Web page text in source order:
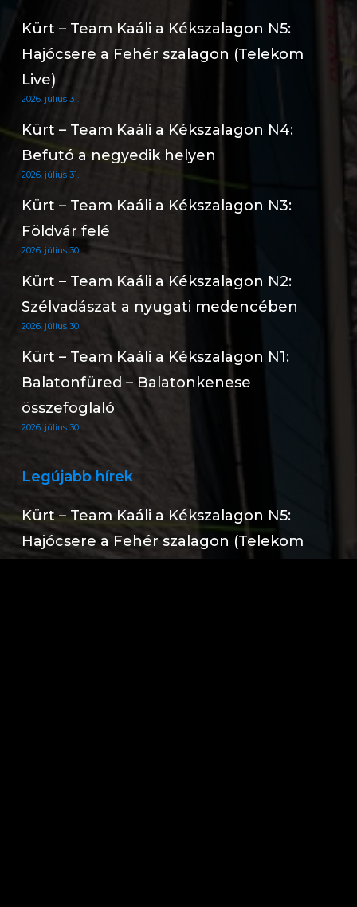
Kürt – Team Kaáli a Kékszalagon N5:
Hajócsere a Fehér szalagon (Telekom
Live)
2026. július 31.
Kürt – Team Kaáli a Kékszalagon N4:
Befutó a negyedik helyen
2026. július 31.
Kürt – Team Kaáli a Kékszalagon N3:
Földvár felé
2026. július 30.
Kürt – Team Kaáli a Kékszalagon N2:
Szélvadászat a nyugati medencében
2026. július 30.
Kürt – Team Kaáli a Kékszalagon N1:
Balatonfüred – Balatonkenese
összefoglaló
2026. július 30.
Legújabb hírek
Kürt – Team Kaáli a Kékszalagon N5:
Hajócsere a Fehér szalagon (Telekom